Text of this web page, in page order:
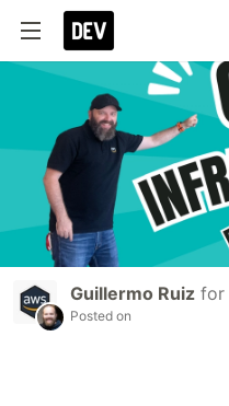
Guillermo Ruiz for
Posted on